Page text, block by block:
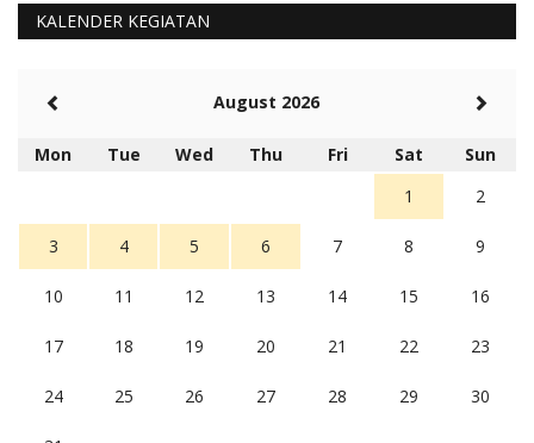
KALENDER KEGIATAN
August 2026
Mon Tue Wed Thu Fri Sat
Sun
1
2
3 4 5 6 7 8 9
10 11 12 13 14 15 16
17 18 19 20 21 22 23
24 25 26 27 28 29 30